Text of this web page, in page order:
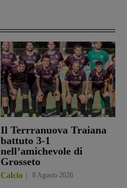
Il Terrranuova Traiana
battuto 3-1
nell’amichevole di
Grosseto
Calcio 8 Agosto 2026